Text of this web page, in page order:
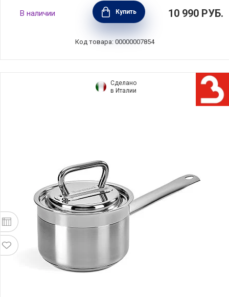
Молочник Роял 2 л, 14 см, Silampos,
633123VY2314
В наличии Купить 10 990 РУБ.
Код товара: 00000007854
Сделано
в Италии